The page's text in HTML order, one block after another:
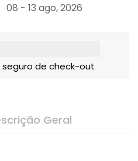
08 - 13 ago, 2026
de check-out
Geral